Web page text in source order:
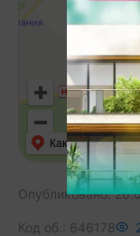
Как добраться
Опубликовано:
Код об.: 646178